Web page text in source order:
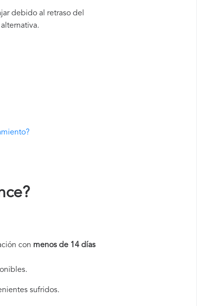
debido al retraso del
?
con menos de 14 días
sufridos.